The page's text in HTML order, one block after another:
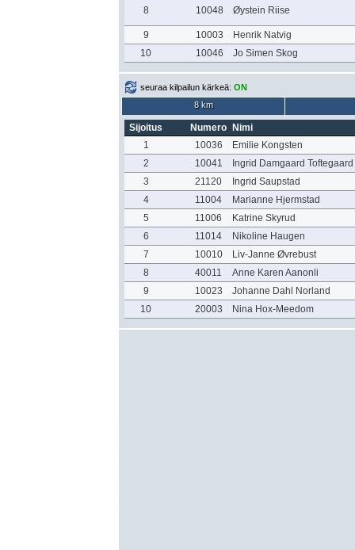
8 10048 Øystein Riise
9 10003
Henrik Natvig
10
10046 Jo Simen Skog
seuraa kilpailun kärkeä: ON
8 km
Sijoitus Numero
Nimi
1
10036
Emilie Kongsten
2
10041
Ingrid Damgaard Toftegaard
3
21120
Ingrid Saupstad
4
11004
Marianne Hjermstad
5
11006
Katrine Skyrud
6
11014
Nikoline Haugen
7
10010
Liv-Janne Øvrebust
8
40011
Anne Karen Aanonli
9
10023
Johanne Dahl Norland
10
20003 Nina Hox-Meedom